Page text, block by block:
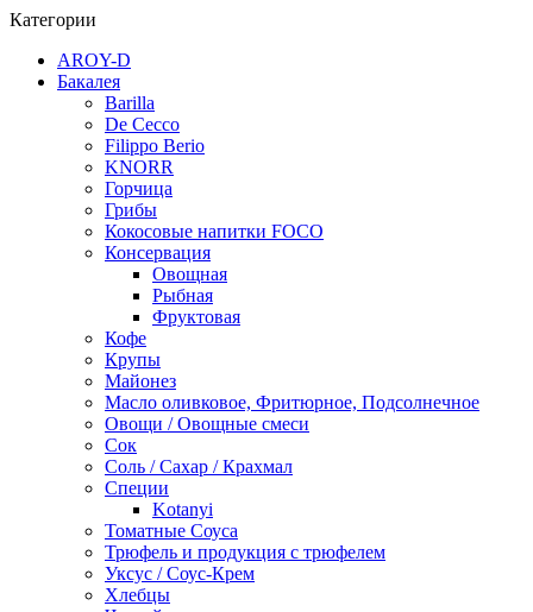
Категории
AROY-D
Бакалея
Barilla
De Cecco
Filippo Berio
KNORR
Горчица
Грибы
Кокосовые напитки FOCO
Консервация
Овощная
Рыбная
Фруктовая
Кофе
Крупы
Майонез
Масло оливковое, Фритюрное, Подсолнечное
Овощи / Овощные смеси
Сок
Соль / Сахар / Крахмал
Специи
Kotanyi
Томатные Соуса
Трюфель и продукция с трюфелем
Уксус / Соус-Крем
Хлебцы